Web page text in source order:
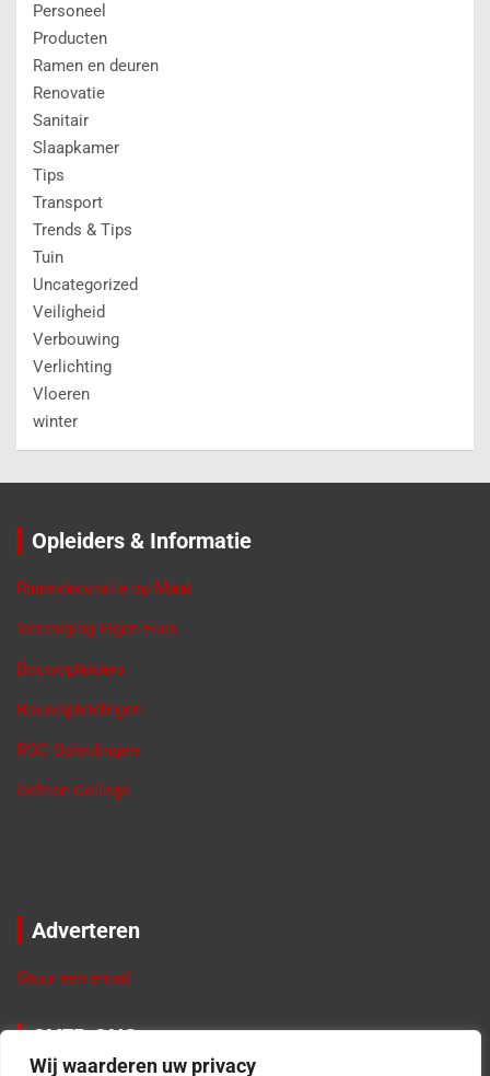
Wij waarderen uw privacy
Personeel
Producten
Ramen en deuren
Renovatie
Sanitair
Slaapkamer
Tips
Transport
Trends & Tips
Tuin
Uncategorized
Veiligheid
Verbouwing
Verlichting
Vloeren
winter
Opleiders & Informatie
Raamdecoratie op Maat
Vereniging Eigen Huis
Bouwopleiders
Bouwopleidingen
ROC Opleidingen
Deltion College
Adverteren
Stuur een email
OVER ONS